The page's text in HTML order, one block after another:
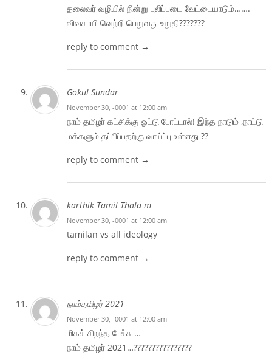
தலைவர் வழியில் நின்று புலிப்படை வேட்டையாடும்…….
விவசாயி வெற்றி பெறுவது உறுதி???????
reply to comment →
Gokul Sundar
November 30, -0001 at 12:00 am
நாம் தமிழா் ௧ட்சி௧்கு ஓட்டு போட்டால்! இந்த நாடும் ,நாட்டு
ம௧்௧ளும் தப்பிப்பதற்கு வாய்ப்பு உள்ளது ??
reply to comment →
karthik Tamil Thala m
November 30, -0001 at 12:00 am
tamilan vs all ideology
reply to comment →
நாம்தமிழர் 2021
November 30, -0001 at 12:00 am
மிகச் சிறந்த பேச்சு …
நாம் தமிழர் 2021…????????????????